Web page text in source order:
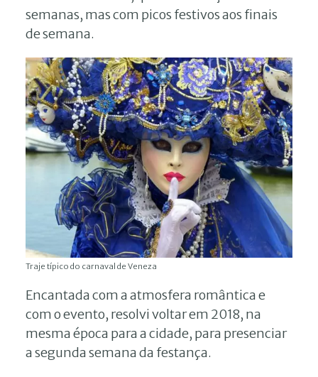
semanas, mas com picos festivos aos finais
de semana.
Traje típico do carnaval de Veneza
Encantada com a atmosfera romântica e
com o evento, resolvi voltar em 2018, na
mesma época para a cidade, para presenciar
a segunda semana da festança.